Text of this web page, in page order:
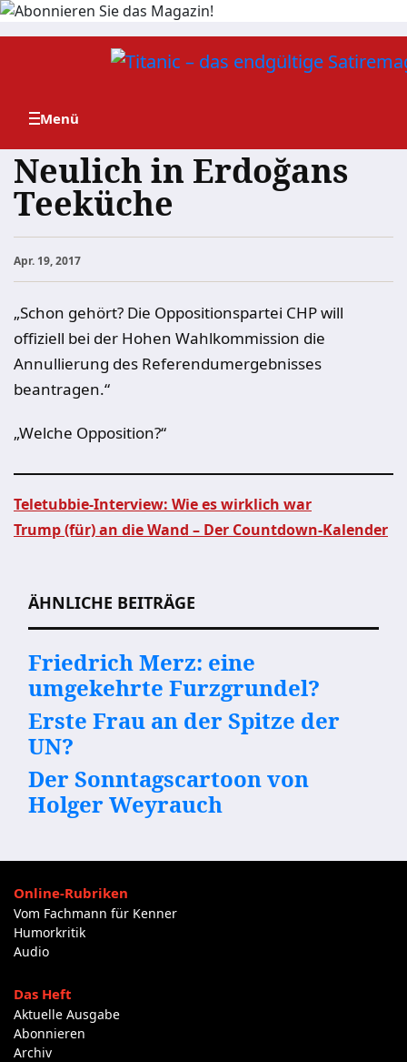
Zum
Neulich in Erdoğans
Teeküche
Apr. 19, 2017
„Schon gehört? Die Oppositionspartei CHP will
offiziell bei der Hohen Wahlkommission die
Annullierung des Referendumergebnisses
beantragen.“
„Welche Opposition?“
Teletubbie-Interview: Wie es wirklich war
Trump (für) an die Wand – Der Countdown-Kalender
ÄHNLICHE BEITRÄGE
Friedrich Merz: eine
umgekehrte Furzgrundel?
Erste Frau an der Spitze der
UN?
Der Sonntagscartoon von
Holger Weyrauch
Online-Rubriken
Vom Fachmann für Kenner
Humorkritik
Audio
Das Heft
Aktuelle Ausgabe
Abonnieren
Archiv